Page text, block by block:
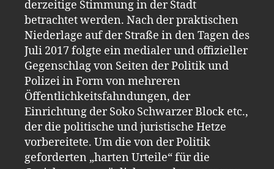
derzeitige Stimmung in der Stadt
betrachtet werden. Nach der praktischen
Niederlage auf der Straße in den Tagen des
Juli 2017 folgte ein medialer und offizieller
Gegenschlag von Seiten der Politik und
Polizei in Form von mehreren
Öffentlichkeitsfahndungen, der
Einrichtung der Soko Schwarzer Block etc.,
der die politische und juristische Hetze
vorbereitete. Um die von der Politik
geforderten „harten Urteile“ für die